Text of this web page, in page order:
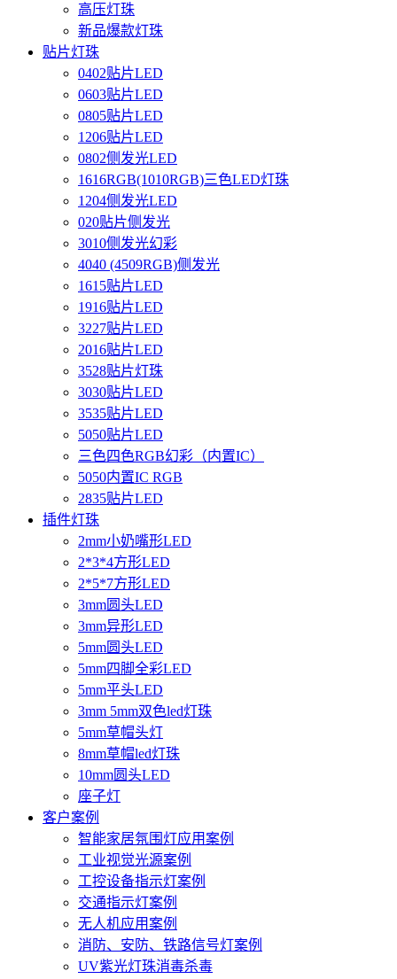
高压灯珠
新品爆款灯珠
贴片灯珠
0402贴片LED
0603贴片LED
0805贴片LED
1206贴片LED
0802侧发光LED
1616RGB(1010RGB)三色LED灯珠
1204侧发光LED
020贴片侧发光
3010侧发光幻彩
4040 (4509RGB)侧发光
1615贴片LED
1916贴片LED
3227贴片LED
2016贴片LED
3528贴片灯珠
3030贴片LED
3535贴片LED
5050贴片LED
三色四色RGB幻彩（内置IC）
5050内置IC RGB
2835贴片LED
插件灯珠
2mm小奶嘴形LED
2*3*4方形LED
2*5*7方形LED
3mm圆头LED
3mm异形LED
5mm圆头LED
5mm四脚全彩LED
5mm平头LED
3mm 5mm双色led灯珠
5mm草帽头灯
8mm草帽led灯珠
10mm圆头LED
座子灯
客户案例
智能家居氛围灯应用案例
工业视觉光源案例
工控设备指示灯案例
交通指示灯案例
无人机应用案例
消防、安防、铁路信号灯案例
UV紫光灯珠消毒杀毒